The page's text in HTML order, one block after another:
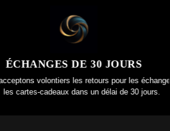
DE 30 JOURS
volontiers les retours pour les échanges ou
cartes-cadeaux dans un délai de 30 jours.